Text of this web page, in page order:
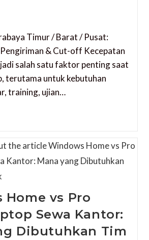
Timur / Barat / Pusat:
& Cut-off Kecepatan
salah satu faktor penting saat
terutama untuk kebutuhan
training, ujian…
vs Pro
Sewa Kantor:
Dibutuhkan Tim